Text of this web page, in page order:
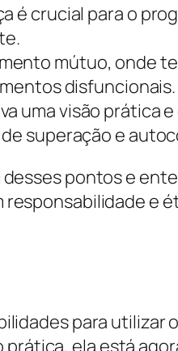
é crucial para o
mútuo, onde
disfuncionais.
uma visão prática
superação e
pontos e
e
para
ela está